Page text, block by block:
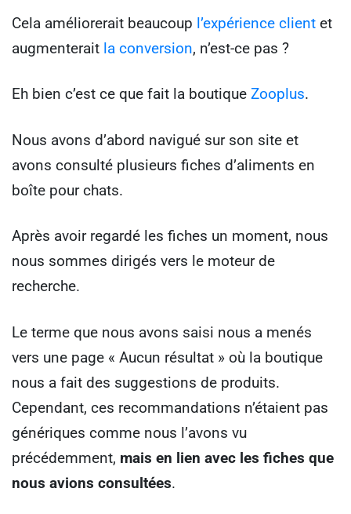
Cela améliorerait beaucoup l’expérience client et
augmenterait la conversion, n’est-ce pas ?
Eh bien c’est ce que fait la boutique Zooplus.
Nous avons d’abord navigué sur son site et
avons consulté plusieurs fiches d’aliments en
boîte pour chats.
Après avoir regardé les fiches un moment, nous
nous sommes dirigés vers le moteur de
recherche.
Le terme que nous avons saisi nous a menés
vers une page « Aucun résultat » où la boutique
nous a fait des suggestions de produits.
Cependant, ces recommandations n’étaient pas
génériques comme nous l’avons vu
précédemment, mais en lien avec les fiches que
nous avions consultées.